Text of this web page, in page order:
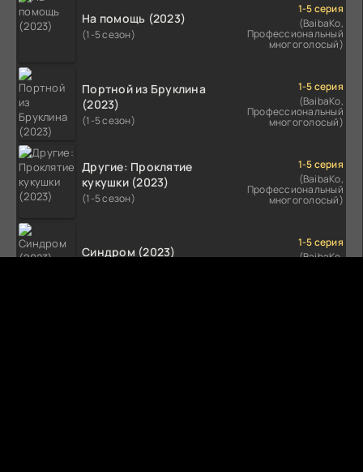
На помощь (2023)
(1-5 сезон)
1-5 серия
(BaibaKo,
Профессиональный
многоголосый)
Портной из Бруклина
(2023)
(1-5 сезон)
1-5 серия
(BaibaKo,
Профессиональный
многоголосый)
Другие: Проклятие
кукушки (2023)
(1-5 сезон)
1-5 серия
(BaibaKo,
Профессиональный
многоголосый)
Синдром (2023)
1-5 серия
(BaibaKo,